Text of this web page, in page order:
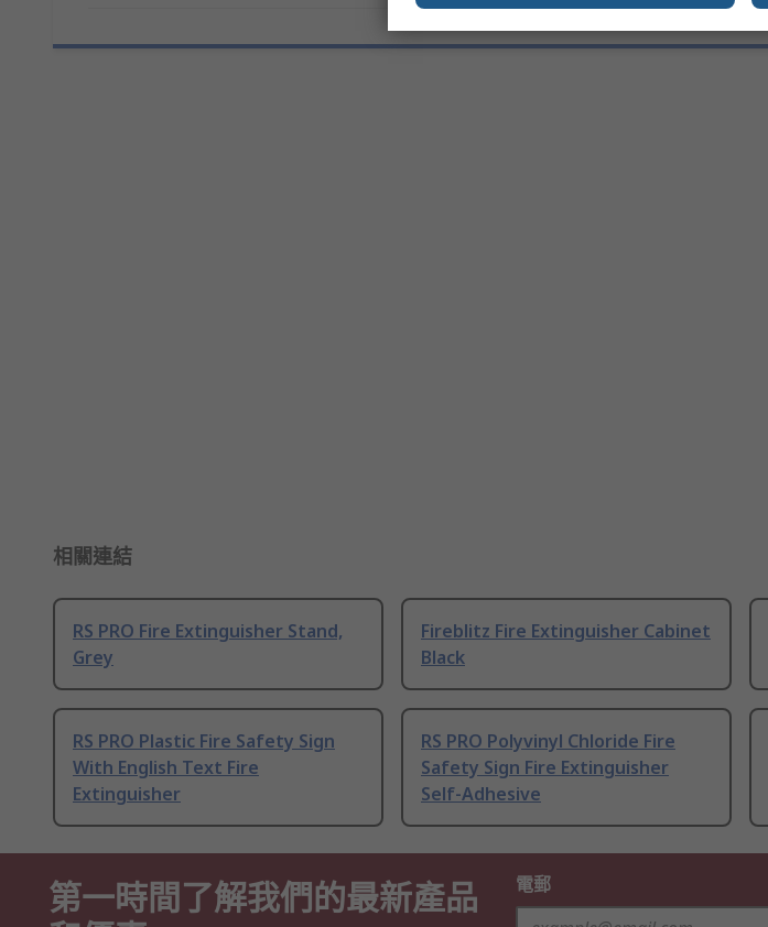
相關連結
RS PRO Fire Extinguisher Stand,
Grey
Fireblitz Fire Extinguisher Cabinet
Black
RS PRO Plastic Fire Safety Sign
With English Text Fire
Extinguisher
RS PRO Polyvinyl Chloride Fire
Safety Sign Fire Extinguisher
Self-Adhesive
第一時間了解我們的最新產品
電郵